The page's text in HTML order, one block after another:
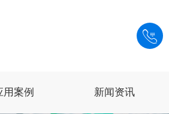

用案例 新闻资讯